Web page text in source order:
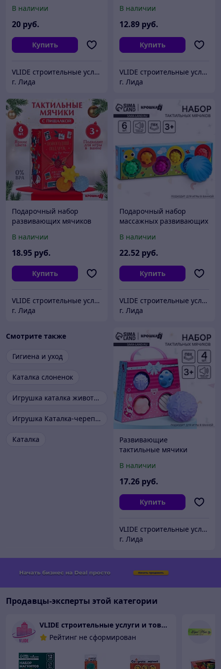
с пищалкой, в наборе 4
шт.
В наличии
20 руб.
Купить
VLIDE cтроительные услуги и товары для дома (оптом и в розницу)
г. Лида
кругляши», с пищалкой, в
наборе 3 шт.
В наличии
12.89 руб.
Купить
VLIDE cтроительные услуги и товары для дома (оптом и в розницу)
г. Лида
Подарочный набор
развивающих мячиков
Крошка Я
В наличии
18.95 руб.
Купить
VLIDE cтроительные услуги и товары для дома (оптом и в розницу)
г. Лида
Подарочный набор
массажных развивающих
«Гусеница», 6 шт., от 3 лет
В наличии
22.52 руб.
Купить
VLIDE cтроительные услуги и товары для дома (оптом и в розницу)
г. Лида
Смотрите также
Гигиена и уход
Каталка слоненок
Игрушка каталка животное
Игрушка Каталка-черепаха
Каталка
Развивающие
тактильные мячики
пищалкой, в наборе 4 шт.
В наличии
17.26 руб.
Купить
VLIDE cтроительные услуги и товары для дома (оптом и в розницу)
г. Лида
Продавцы-эксперты этой категории
VLIDE cтроительные услуги и товары для дома (оптом и в розницу)
Рейтинг не сформирован